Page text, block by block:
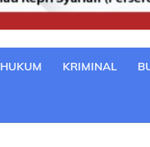
HUKUM KRIMINAL